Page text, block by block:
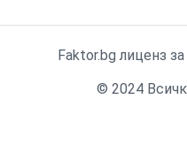
Faktor.bg лиценз
© 2024